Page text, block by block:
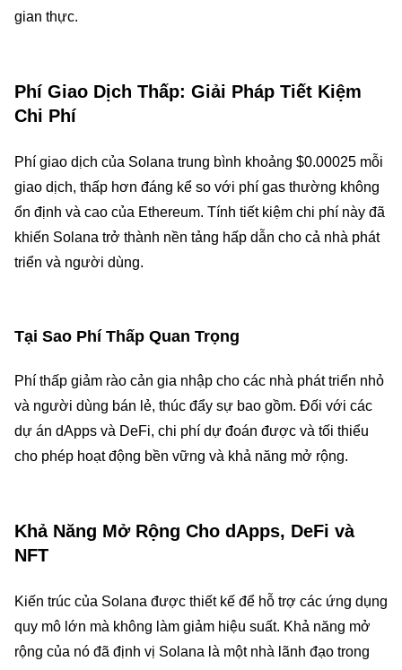
gian thực.
Phí Giao Dịch Thấp: Giải Pháp Tiết Kiệm
Chi Phí
Phí giao dịch của Solana trung bình khoảng $0.00025 mỗi
giao dịch, thấp hơn đáng kể so với phí gas thường không
ổn định và cao của Ethereum. Tính tiết kiệm chi phí này đã
khiến Solana trở thành nền tảng hấp dẫn cho cả nhà phát
triển và người dùng.
Tại Sao Phí Thấp Quan Trọng
Phí thấp giảm rào cản gia nhập cho các nhà phát triển nhỏ
và người dùng bán lẻ, thúc đẩy sự bao gồm. Đối với các
dự án dApps và DeFi, chi phí dự đoán được và tối thiểu
cho phép hoạt động bền vững và khả năng mở rộng.
Khả Năng Mở Rộng Cho dApps, DeFi và
NFT
Kiến trúc của Solana được thiết kế để hỗ trợ các ứng dụng
quy mô lớn mà không làm giảm hiệu suất. Khả năng mở
rộng của nó đã định vị Solana là một nhà lãnh đạo trong